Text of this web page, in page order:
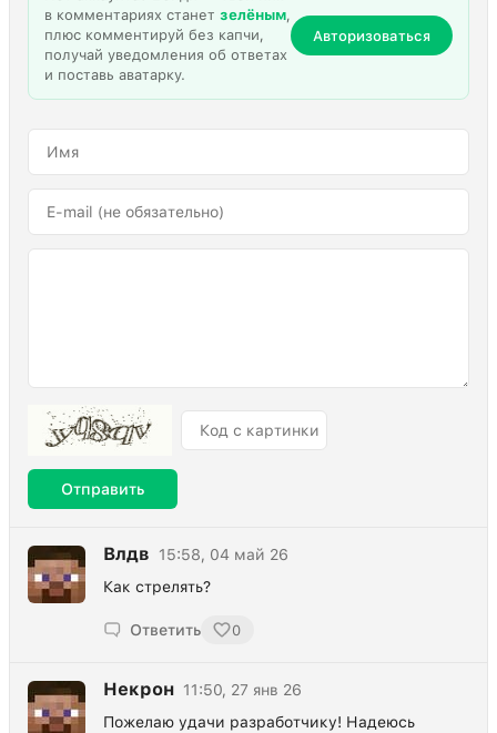
в комментариях станет зелёным,
плюс комментируй без капчи,
получай уведомления об ответах
и поставь аватарку.
Авторизоваться
Отправить
Влдв
15:58, 04 май 26
Как стрелять?
Ответить 0
Некрон 11:50, 27 янв 26
Пожелаю удачи разработчику! Надеюсь